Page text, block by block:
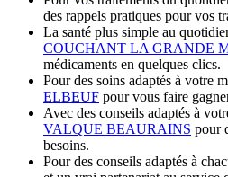
des rappels pratiques pour vos
La santé plus simple au
COUCHANT LA GRANDE
médicaments en quelques clics.
Pour des soins adaptés à votre
ELBEUF pour vous faire
Avec des conseils adaptés à
VALQUE BEAURAINS pour
besoins.
Pour des conseils adaptés à